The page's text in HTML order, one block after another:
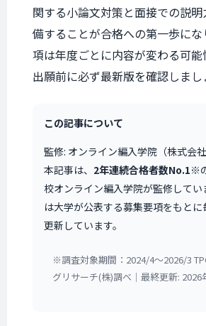
関する小論文対策と面接での説
備することが合格への第一歩に
項は年度ごとに内容が変わる可能
出願前に必ず最新版を確認しまし
この記事について
監修: オンライン編入学院（株式会
本記事は、 2年連続合格者数No.1※
校オンライン編入学院が監修してい
は大学が公表する募集要項をもとに
更新しています。
※調査対象期間：2024/4〜2026/3
グリサーチ(株)調べ｜最終更新: 2026